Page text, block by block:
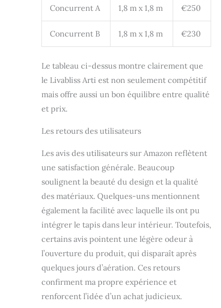
Concurrent A 1,8 m x 1,8 m €250
Concurrent B 1,8 m x 1,8 m €230
Le tableau ci-dessus montre clairement que
le Livabliss Arti est non seulement compétitif
mais offre aussi un bon équilibre entre qualité
et prix.
Les retours des utilisateurs
Les avis des utilisateurs sur Amazon reflètent
une satisfaction générale. Beaucoup
soulignent la beauté du design et la qualité
des matériaux. Quelques-uns mentionnent
également la facilité avec laquelle ils ont pu
intégrer le tapis dans leur intérieur. Toutefois,
certains avis pointent une légère odeur à
l’ouverture du produit, qui disparaît après
quelques jours d’aération. Ces retours
confirment ma propre expérience et
renforcent l’idée d’un achat judicieux.